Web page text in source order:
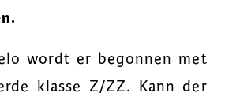
wordt er begonnen met
klasse Z/ZZ. Kann der